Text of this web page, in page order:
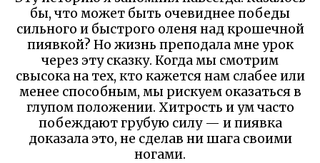
бы, что может быть очевиднее победы
сильного и быстрого оленя над крошечной
пиявкой? Но жизнь преподала мне урок
через эту сказку. Когда мы смотрим
свысока на тех, кто кажется нам слабее или
менее способным, мы рискуем оказаться в
глупом положении. Хитрость и ум часто
побеждают грубую силу — и пиявка
доказала это, не сделав ни шага своими
ногами.